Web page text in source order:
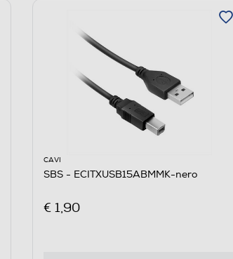
CAVI
SBS - ECITXUSB15ABMMK-nero
€ 1,90